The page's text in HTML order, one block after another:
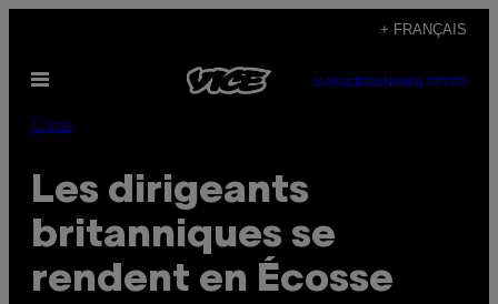
content
+ FRANÇAIS
Open
SUBSCRIBENEWSLETTER
Crime
Les dirigeants
britanniques se
rendent en Écosse